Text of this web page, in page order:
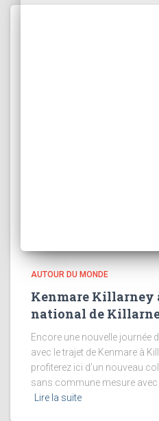
AUTOUR DU MONDE
Kenmare Killarney
national de
Encore une nouvelle journée
avec le trajet de Kenmare à
profiterez ici d’un nouveau
sans commune mesure avec
Lire la suite